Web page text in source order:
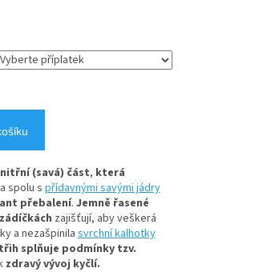
(savá) část, která
spolu spřídavnými savými jádry
přebalení. Jemně řasené
zajišťují, aby veškerá
a nezašpinilasvrchní kalhotky
splňuje podmínky tzv.
zdravý vývoj kyčlí.